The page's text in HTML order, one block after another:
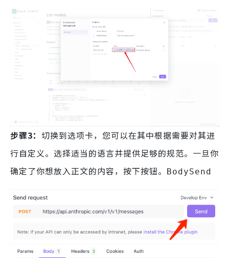
步骤3： 切换到选项卡，您可以在其中根据需要对其进
行自定义。选择适当的语言并提供足够的规范。一旦你
确定了你想放入正文的内容，按下按钮。
BodySend